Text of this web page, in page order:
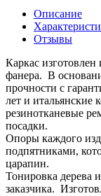
Описание
Отзывы
Каркас изготовлен
фанера. В
прочности с
лет и итальянские
резинотканевые
посадки.
Опоры каждого
подпятниками,
Тонировка дерева
заказчика.